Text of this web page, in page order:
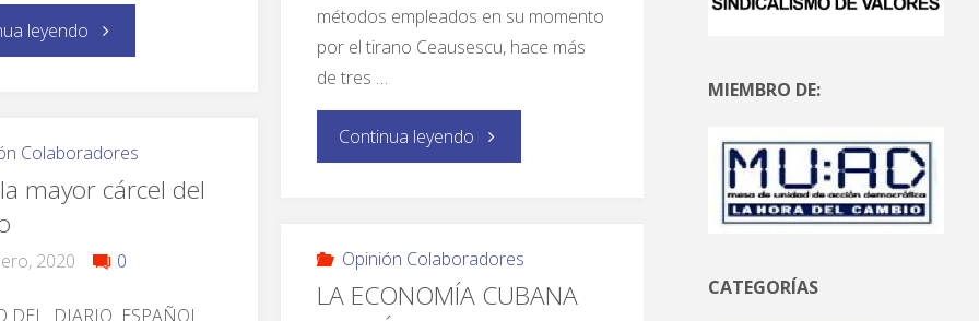
leyendo
métodos empleados en su momento
por el tirano Ceausescu, hace más
de tres …
Continua leyendo
Colaboradores
mayor cárcel del
2020 0
DEL DIARIO ESPAÑOL
Opinión Colaboradores
LA ECONOMÍA CUBANA
MIEMBRO DE:
CATEGORÍAS